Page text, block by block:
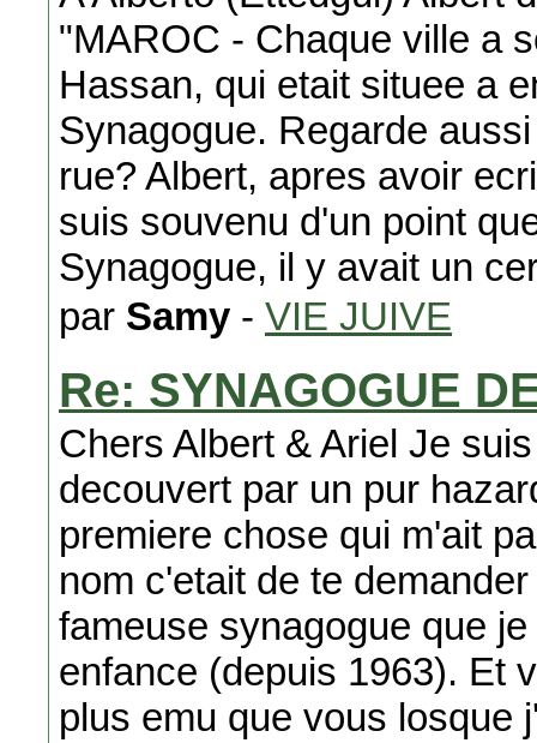
"MAROC - Chaque ville a
Hassan, qui etait situee a
Synagogue. Regarde
rue? Albert, apres avoir
suis souvenu d'un point
Synagogue, il y avait un
par Samy - VIE JUIVE
Re: SYNAGOGUE
Chers Albert & Ariel Je
decouvert par un pur
premiere chose qui m'ait
nom c'etait de te
fameuse synagogue que
enfance (depuis 1963). Et
plus emu que vous losque